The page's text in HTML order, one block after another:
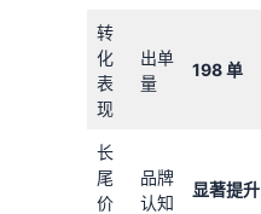
转
化
表
现
出单
量
198 单
长
尾
价
品牌
认知
显著提升